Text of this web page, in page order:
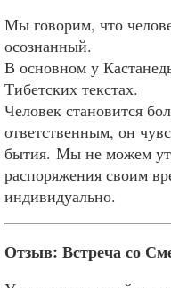
Мы говорим, что
осознанный.
В основном у
Тибетских текстах.
Человек становится
ответственным, он
бытия. Мы не можем
распоряжения своим
индивидуально.
Отзыв: Встреча со